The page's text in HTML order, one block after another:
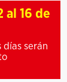
al 16 de
días serán